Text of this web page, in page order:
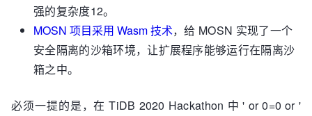
强的复杂度12。
MOSN 项目采用 Wasm 技术，给 MOSN 实现了一个
安全隔离的沙箱环境，让扩展程序能够运行在隔离沙
箱之中。
必须一提的是，在 TiDB 2020 Hackathon 中 ' or 0=0 or '